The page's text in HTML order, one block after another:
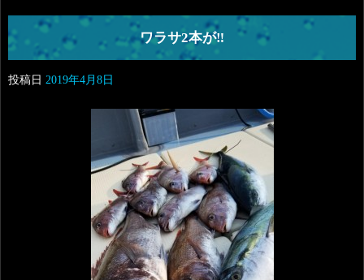
ワラサ2本が‼️
投稿日 2019年4月8日